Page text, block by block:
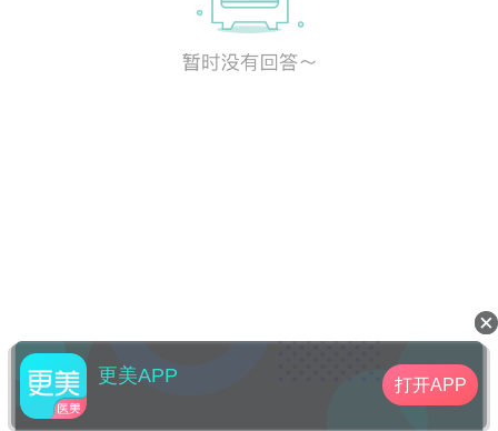
更美APP 打开APP